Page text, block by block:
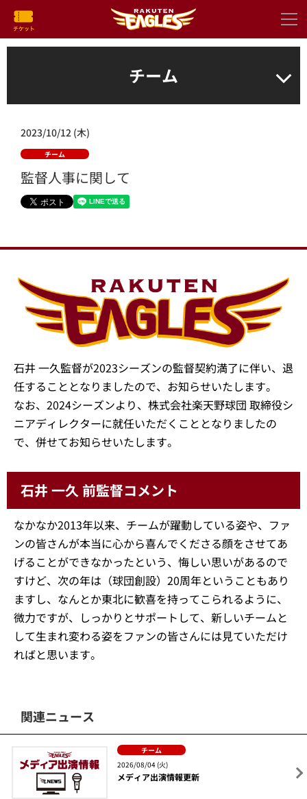
チーム
2023/10/12 (木)
チーム
監督人事に関して
石井 一久監督が2023シーズンの監督契約満了に伴い、退
任することとなりましたので、お知らせいたします。
なお、2024シーズンより、株式会社楽天野球団 取締役シ
ニアディレクターに就任いただくこととなりましたの
で、併せてお知らせいたします。
石井 一久 前監督コメント
なかなか2013年以来、チームが躍動している姿や、ファ
ンの皆さんが本当に心から喜んでくださる顔をさせてあ
げることができなかったという、悔しい思いがあるので
すけど、次の年は（球団創設）20周年ということもあり
ますし、なんとか東北に歓喜を持ってこられるように、
微力ですが、しっかりとサポートして、新しいチームと
して生まれ変わる姿をファンの皆さんには見ていただけ
ればと思います。
関連ニュース
チーム
2026/08/04 (火)
メディア出演情報更新